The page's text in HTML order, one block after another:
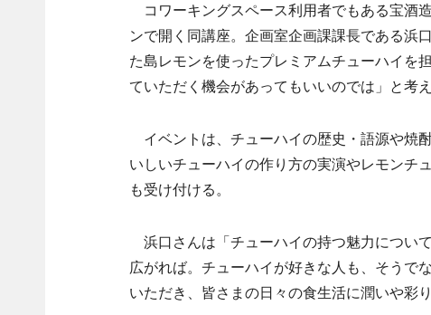
コワーキングスペース利用者でもある宝酒
ンで開く同講座。企画室企画課課長である浜
た島レモンを使ったプレミアムチューハイを
ていただく機会があってもいいのでは」と考
イベントは、チューハイの歴史・語源や焼
いしいチューハイの作り方の実演やレモンチ
も受け付ける。
浜口さんは「チューハイの持つ魅力につい
広がれば。チューハイが好きな人も、そうで
いただき、皆さまの日々の食生活に潤いや彩